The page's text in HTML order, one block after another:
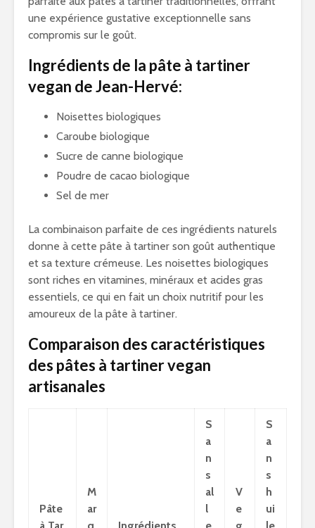
une expérience gustative exceptionnelle sans
compromis sur le goût.
Ingrédients de la pâte à tartiner
vegan de Jean-Hervé:
Noisettes biologiques
Caroube biologique
Sucre de canne biologique
Poudre de cacao biologique
Sel de mer
La combinaison parfaite de ces ingrédients naturels
donne à cette pâte à tartiner son goût authentique
et sa texture crémeuse. Les noisettes biologiques
sont riches en vitamines, minéraux et acides gras
essentiels, ce qui en fait un choix nutritif pour les
amoureux de la pâte à tartiner.
Comparaison des caractéristiques
des pâtes à tartiner vegan
artisanales
Pâte
M
ar
S
a
n
s
al
l
V
e
S
a
n
s
h
ui